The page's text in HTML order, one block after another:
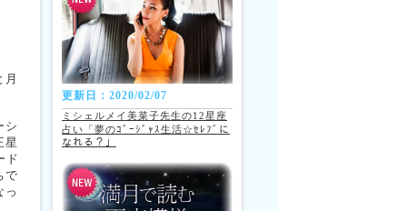
シ
星
ド
で
っ
更新日：2020/02/07
ミシェルメイ美菜子先生の12星座
占い「夢のｺﾞｰｼﾞｬｽ生活☆ｾﾚﾌﾞに
なれる？」